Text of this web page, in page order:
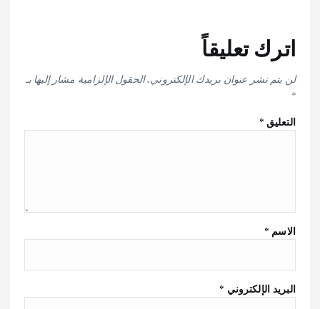
اترك تعليقاً
لن يتم نشر عنوان بريدك الإلكتروني.الحقول الإلزامية مشار إليها بـ
*
التعليق*
الاسم *
البريد الإلكتروني *